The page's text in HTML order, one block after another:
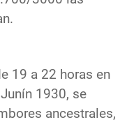
19 a 22 horas en
1930, se
ancestrales,